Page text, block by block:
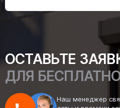
ОСТАВЬТЕ
ДЛЯ
Наш менеджер